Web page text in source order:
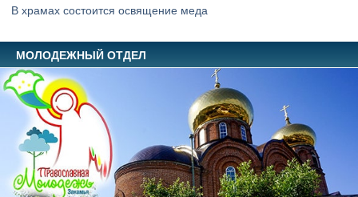
В храмах состоится освящение меда
МОЛОДЕЖНЫЙ ОТДЕЛ